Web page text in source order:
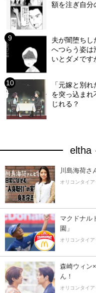
額を注ぎ自分
夫が闇堕ち
へつらう姿は
いとダメです
「元嫁と別
を突っ込ま
じれる？
eltha
川島海荷さ
オリコンタイ
マクドナル
園」
オリコンタイ
森崎ウィン
ん！
オリコンタイ